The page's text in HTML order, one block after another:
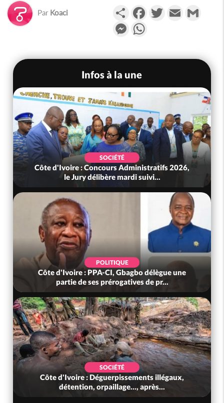
Par Koaci PartagerFacebookTwitterEmail
Messenger
Infos à la une
SOCIÉTÉ
Côte d'Ivoire : Concours Administratifs 2026,
le Jury délibère mardi suivi...
POLITIQUE
Côte d'Ivoire : PPA-CI, Gbagbo délègue une
partie de ses prérogatives de pr...
SOCIÉTÉ
Côte d'Ivoire : Déguerpissements illégaux,
détention, orpaillage..., après...